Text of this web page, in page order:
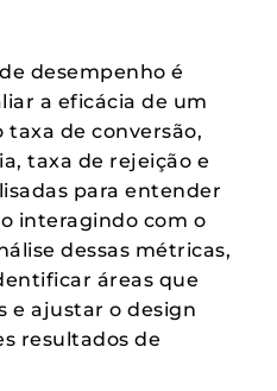
desempenho é
a eficácia de um
taxa de conversão,
taxa de rejeição e
para entender
interagindo com o
dessas métricas,
áreas que
e ajustar o design
resultados de